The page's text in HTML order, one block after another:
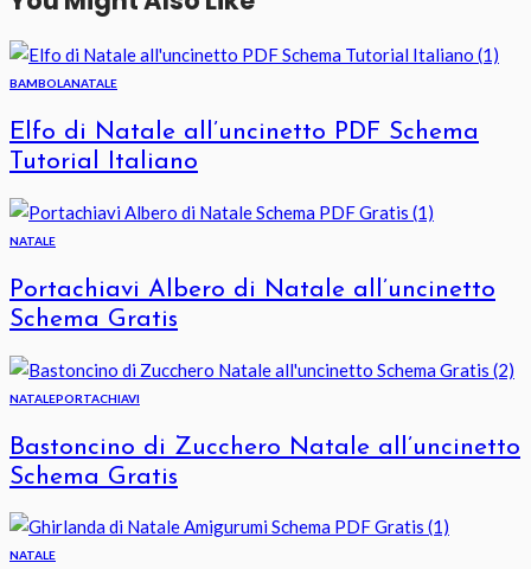
BAMBOLANATALE
Elfo di Natale all’uncinetto PDF Schema
Tutorial Italiano
NATALE
Portachiavi Albero di Natale all’uncinetto
Schema Gratis
NATALEPORTACHIAVI
Bastoncino di Zucchero Natale all’uncinetto
Schema Gratis
NATALE